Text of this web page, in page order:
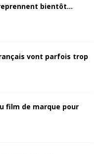
bientôt…
vont parfois trop
film de marque pour